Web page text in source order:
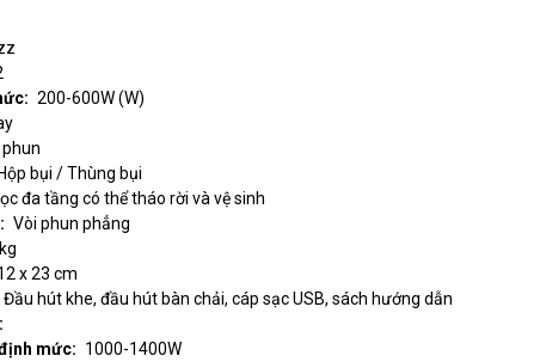
200-600W (W)
Hộp bụi / Thùng bụi
đa tầng có thể tháo rời và vệ sinh
Vòi phun phẳng
x 23 cm
Đầu hút khe, đầu hút bàn chải, cáp sạc USB, sách hướng dẫn
mức: 1000-1400W